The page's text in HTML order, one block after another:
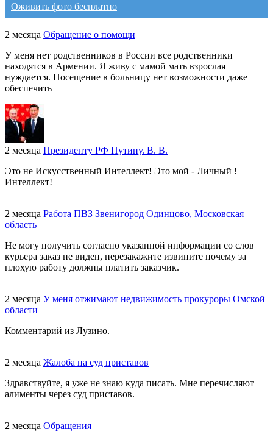
Оживить фото бесплатно
2 месяца Обращение о помощи
У меня нет родственников в России все родственники
находятся в Армении. Я живу с мамой мать взрослая
нуждается. Посещение в больницу нет возможности даже
обеспечить
2 месяца Президенту РФ Путину. В. В.
Это не Искусственный Интеллект! Это мой - Личный !
Интеллект!
2 месяца Работа ПВЗ Звенигород Одинцово, Московская
область
Не могу получить согласно указанной информации со слов
курьера заказ не виден, перезакажите извините почему за
плохую работу должны платить заказчик.
2 месяца У меня отжимают недвижимость прокуроры Омской
области
Комментарий из Лузино.
2 месяца Жалоба на суд приставов
Здравствуйте, я уже не знаю куда писать. Мне перечисляют
алименты через суд приставов.
2 месяца Обращения